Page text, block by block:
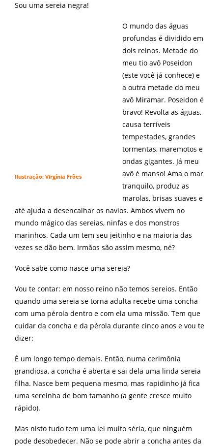
Sou uma sereia negra!
Ilustração: Virgínia Frões
O mundo das águas
profundas é dividido em
dois reinos. Metade do
meu tio avô Poseidon
(este você já conhece) e
a outra metade do meu
avô Miramar. Poseidon é
bravo! Revolta as águas,
causa terríveis
tempestades, grandes
tormentas, maremotos e
ondas gigantes. Já meu
avô é manso! Ama o mar
tranquilo, produz as
marolas, brisas suaves e
até ajuda a desencalhar os navios. Ambos vivem no
mundo mágico das sereias, ninfas e dos monstros
marinhos. Cada um tem seu jeitinho e na maioria das
vezes se dão bem. Irmãos são assim mesmo, né?
Você sabe como nasce uma sereia?
Vou te contar: em nosso reino não temos sereios. Então
quando uma sereia se torna adulta recebe uma concha
com uma pérola dentro e com ela uma missão. Tem que
cuidar da concha e da pérola durante cinco anos e vou te
dizer:
É um longo tempo demais. Então, numa cerimônia
grandiosa, a concha é aberta e sai dela uma linda sereia
filha. Nasce bem pequena mesmo, mas rapidinho já fica
uma sereinha de bom tamanho (a gente cresce muito
rápido).
Mas nisto tudo tem uma lei muito séria, que ninguém
pode desobedecer. Não se pode abrir a concha antes da